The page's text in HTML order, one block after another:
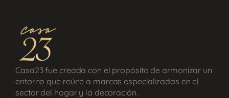
Casa23 fue creada con el propósito de armonizar un
entorno que reúne a marcas especializadas en el
sector del hogar y la decoración.